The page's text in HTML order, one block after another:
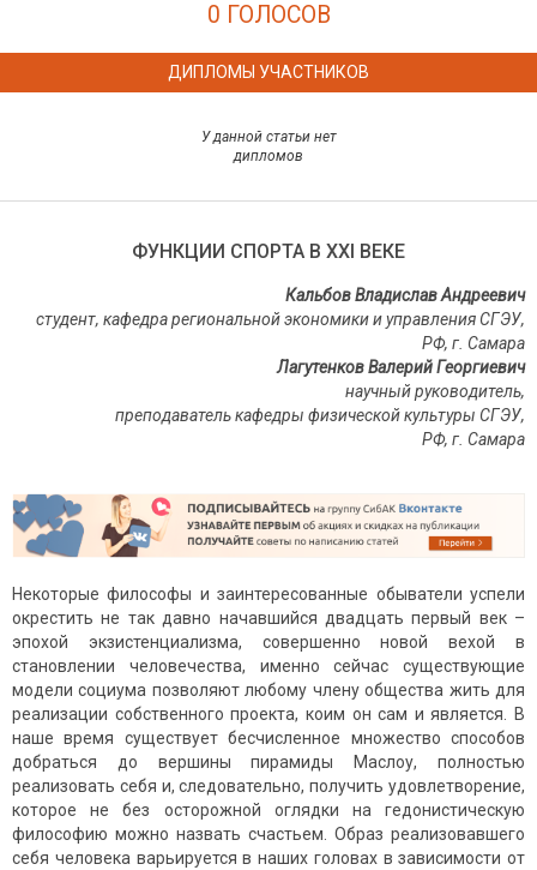
0 ГОЛОСОВ
ДИПЛОМЫ УЧАСТНИКОВ
У данной статьи нет
дипломов
ФУНКЦИИ СПОРТА В ХХI ВЕКЕ
Кальбов Владислав Андреевич
студент, кафедра региональной экономики и управления СГЭУ,
РФ, г. Самара
Лагутенков Валерий Георгиевич
научный руководитель,
преподаватель кафедры физической культуры СГЭУ,
РФ, г. Самара
Некоторые философы и заинтересованные обыватели успели
окрестить не так давно начавшийся двадцать первый век –
эпохой экзистенциализма, совершенно новой вехой в
становлении человечества, именно сейчас существующие
модели социума позволяют любому члену общества жить для
реализации собственного проекта, коим он сам и является. В
наше время существует бесчисленное множество способов
добраться до вершины пирамиды Маслоу, полностью
реализовать себя и, следовательно, получить удовлетворение,
которое не без осторожной оглядки на гедонистическую
философию можно назвать счастьем. Образ реализовавшего
себя человека варьируется в наших головах в зависимости от